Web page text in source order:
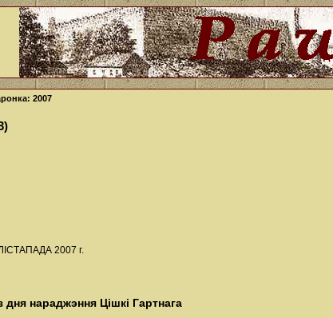
2007
2007 г.
дня нараджэння Цішкі Гартнага